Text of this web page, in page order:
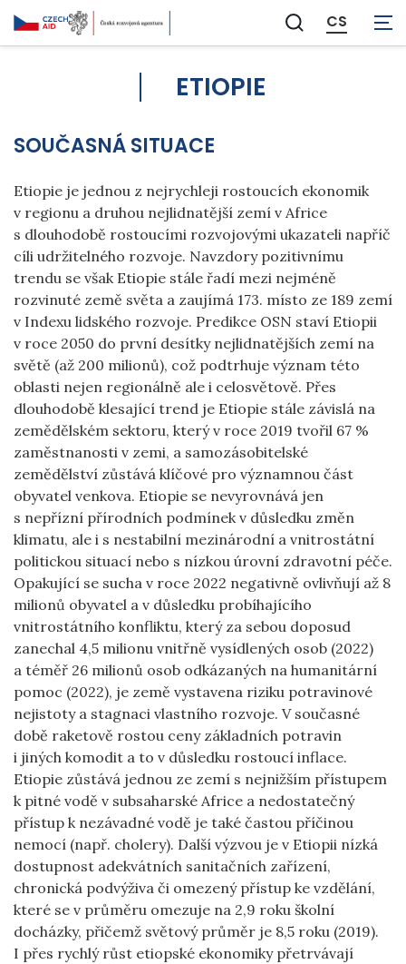
Zobrazit
vyhledávání
CS
ETIOPIE
SOUČASNÁ SITUACE
Etiopie je jednou z nejrychleji rostoucích ekonomik
v regionu a druhou nejlidnatější zemí v Africe
s dlouhodobě rostoucími rozvojovými ukazateli napříč
cíli udržitelného rozvoje. Navzdory pozitivnímu
trendu se však Etiopie stále řadí mezi nejméně
rozvinuté země světa a zaujímá 173. místo ze 189 zemí
v Indexu lidského rozvoje. Predikce OSN staví Etiopii
v roce 2050 do první desítky nejlidnatějších zemí na
světě (až 200 milionů), což podtrhuje význam této
oblasti nejen regionálně ale i celosvětově. Přes
dlouhodobě klesající trend je Etiopie stále závislá na
zemědělském sektoru, který v roce 2019 tvořil 67 %
zaměstnanosti v zemi, a samozásobitelské
zemědělství zůstává klíčové pro významnou část
obyvatel venkova. Etiopie se nevyrovnává jen
s nepřízní přírodních podmínek v důsledku změn
klimatu, ale i s nestabilní mezinárodní a vnitrostátní
politickou situací nebo s nízkou úrovní zdravotní péče.
Opakující se sucha v roce 2022 negativně ovlivňují až 8
milionů obyvatel a v důsledku probíhajícího
vnitrostátního konfliktu, který za sebou doposud
zanechal 4,5 milionu vnitřně vysídlených osob (2022)
a téměř 26 milionů osob odkázaných na humanitární
pomoc (2022), je země vystavena riziku potravinové
nejistoty a stagnaci vlastního rozvoje. V současné
době raketově rostou ceny základních potravin
i jiných komodit a to v důsledku rostoucí inflace.
Etiopie zůstává jednou ze zemí s nejnižším přístupem
k pitné vodě v subsaharské Africe a nedostatečný
přístup k nezávadné vodě je také častou příčinou
nemocí (např. cholery). Další výzvou je v Etiopii nízká
dostupnost adekvátních sanitačních zařízení,
chronická podvýživa či omezený přístup ke vzdělání,
které se v průměru omezuje na 2,9 roku školní
docházky, přičemž světový průměr je 8,5 roku (2019).
I přes rychlý růst etiopské ekonomiky přetrvávají